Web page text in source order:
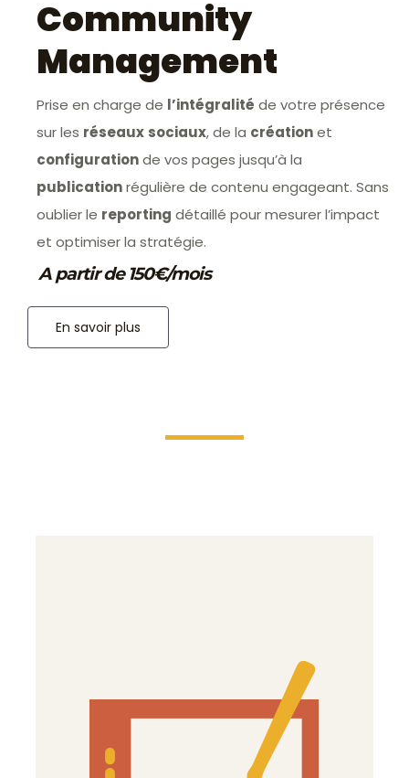
Community
Management
Prise en charge de l’intégralité de votre présence
sur les réseaux sociaux, de la créationet
configurationde vos pages jusqu’à la
publicationrégulière de contenu engageant. Sans
oublier le reporting détaillé pour mesurer l’impact
et optimiser la stratégie.
A partir de 150€/mois
En savoir plus